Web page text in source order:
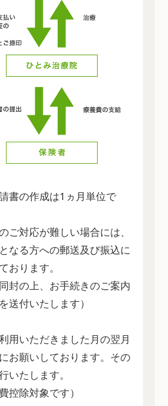
書の作成は1ヵ月単位で
ご対応が難しい場合には、
なる方への郵送及び振込に
おります。
封の上、お手続きのご案内
送付いたします）
用いただきました月の翌月
お願いしております。その
いたします。
控除対象です）